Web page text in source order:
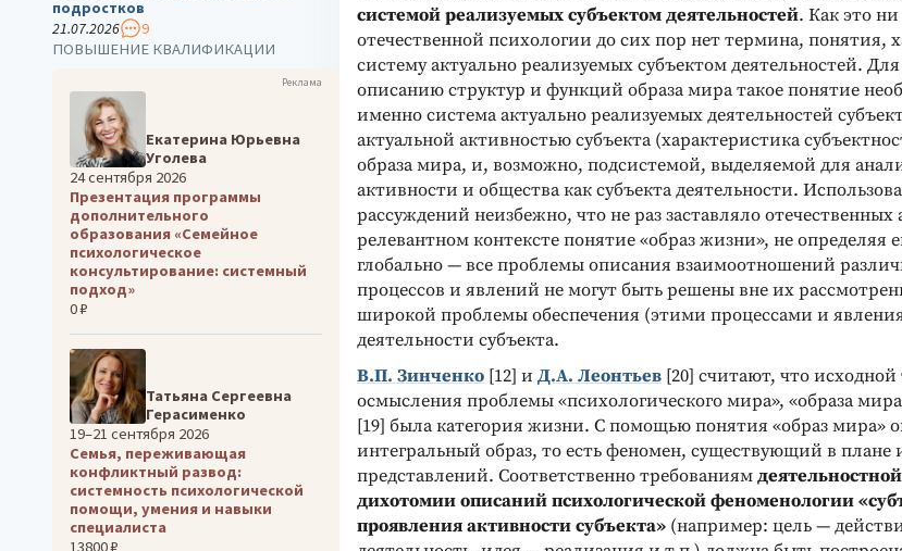
системой реализуемых субъектом деятельностей. Как это
отечественной психологии до сих пор нет термина, понятия,
систему актуально реализуемых субъектом деятельностей.
описанию структур и функций образа мира такое понятие
именно система актуально реализуемых деятельностей
актуальной активностью субъекта (характеристика
образа мира, и, возможно, подсистемой, выделяемой для
активности и общества как субъекта деятельности.
рассуждений неизбежно, что не раз заставляло отечественных
релевантном контексте понятие «образ жизни», не определяя
глобально — все проблемы описания взаимоотношений
процессов и явлений не могут быть решены вне их
широкой проблемы обеспечения (этими процессами и
деятельности субъекта.
В.П. Зинченко [12] и Д.А. Леонтьев [20] считают, что исходной
осмысления проблемы «психологического мира», «образа
[19] была категория жизни. С помощью понятия «образ мира»
интегральный образ, то есть феномен, существующий в плане
представлений. Соответственно требованиям
дихотомии описаний психологической феноменологии
проявления активности субъекта» (например: цель —
подростков
21.07.2026
9
ПОВЫШЕНИЕ КВАЛИФИКАЦИИ
Реклама
Екатерина Юрьевна
Уголева
24 сентября 2026
Презентация программы
дополнительного
образования «Семейное
психологическое
консультирование: системный
подход»
0 ₽
Татьяна Сергеевна
Герасименко
19–21 сентября 2026
Семья, переживающая
конфликтный развод:
системность психологической
помощи, умения и навыки
специалиста
13800 ₽